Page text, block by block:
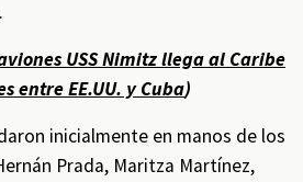
USS Nimitz llega al Caribe
entre EE.UU. y Cuba)
inicialmente en manos de los
Prada, Maritza Martínez,